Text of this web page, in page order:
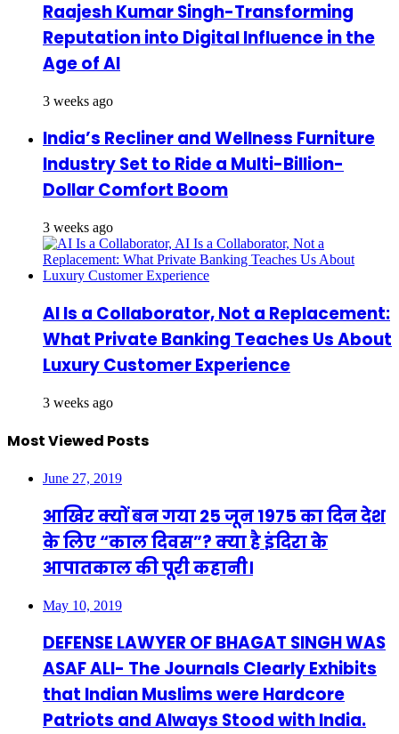
Raajesh Kumar Singh-Transforming
Reputation into Digital Influence in the
Age of AI
3 weeks ago
India’s Recliner and Wellness Furniture
Industry Set to Ride a Multi-Billion-
Dollar Comfort Boom
3 weeks ago
AI Is a Collaborator, Not a Replacement:
What Private Banking Teaches Us About
Luxury Customer Experience
3 weeks ago
Most Viewed Posts
June 27, 2019
आखिर क्यों बन गया 25 जून 1975 का दिन देश
के लिए “काल दिवस”? क्या है इंदिरा के
आपातकाल की पूरी कहानी।
May 10, 2019
DEFENSE LAWYER OF BHAGAT SINGH WAS
ASAF ALI- The Journals Clearly Exhibits
that Indian Muslims were Hardcore
Patriots and Always Stood with India.